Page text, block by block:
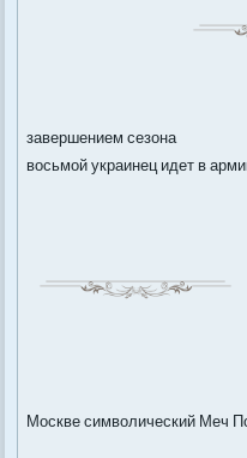
завершением сезона
восьмой украинец идет в
Москве символический Меч